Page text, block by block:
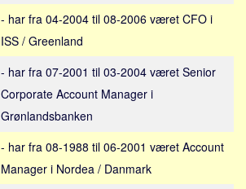
- har fra 04-2004 til 08-2006 været CFO i
ISS / Greenland
- har fra 07-2001 til 03-2004 været Senior
Corporate Account Manager i
Grønlandsbanken
- har fra 08-1988 til 06-2001 været Account
Manager i Nordea / Danmark